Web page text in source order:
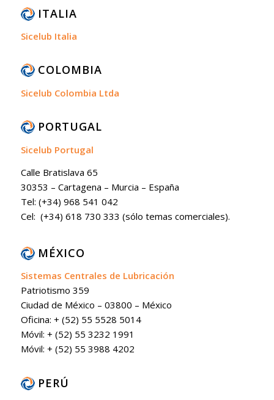
ITALIA
Sicelub Italia
COLOMBIA
Sicelub Colombia Ltda
PORTUGAL
Sicelub Portugal
Calle Bratislava 65
30353 – Cartagena – Murcia – España
Tel: (+34) 968 541 042
Cel: (+34) 618 730 333 (sólo temas comerciales).
MÉXICO
Sistemas Centrales de Lubricación
Patriotismo 359
Ciudad de México – 03800 – México
Oficina: + (52) 55 5528 5014
Móvil: + (52) 55 3232 1991
Móvil: + (52) 55 3988 4202
PERÚ